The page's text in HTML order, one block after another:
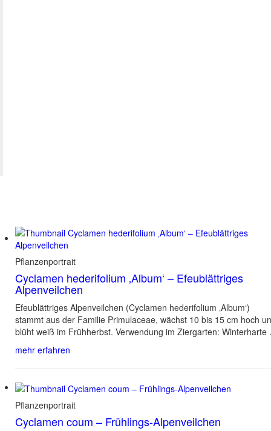
Pflanzenportrait
Cyclamen hederifolium ‚Album‘ – Efeublättriges
Alpenveilchen
Efeublättriges Alpenveilchen (Cyclamen hederifolium ‚Album‘)
stammt aus der Familie Primulaceae, wächst 10 bis 15 cm hoch
blüht weiß im Frühherbst. Verwendung im Ziergarten:
mehr erfahren
Pflanzenportrait
Cyclamen coum – Frühlings-Alpenveilchen